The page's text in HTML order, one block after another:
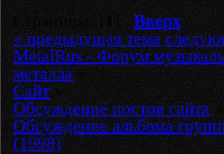
Страницы: [1]Вверх
« предыдущая тема
MetalRus - Форум
металла»
Сайт»
Обсуждение постов сайта»
Обсуждение альбома
(1998)